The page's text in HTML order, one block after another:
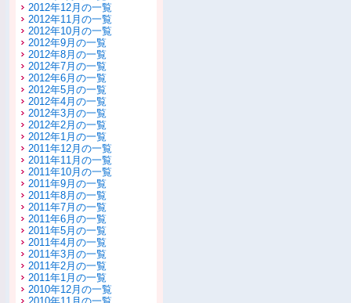
2012年12月の一覧
2012年11月の一覧
2012年10月の一覧
2012年9月の一覧
2012年8月の一覧
2012年7月の一覧
2012年6月の一覧
2012年5月の一覧
2012年4月の一覧
2012年3月の一覧
2012年2月の一覧
2012年1月の一覧
2011年12月の一覧
2011年11月の一覧
2011年10月の一覧
2011年9月の一覧
2011年8月の一覧
2011年7月の一覧
2011年6月の一覧
2011年5月の一覧
2011年4月の一覧
2011年3月の一覧
2011年2月の一覧
2011年1月の一覧
2010年12月の一覧